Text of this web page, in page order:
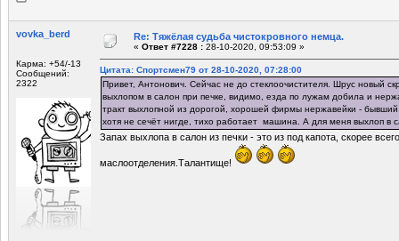
vovka_berd
Карма: +54/-13
Сообщений:
2322
Re: Тяжёлая судьба чистокровного немца.
« Ответ #7228 : 28-10-2020, 09:53:09 »
Цитата: Спортсмен79 от 28-10-2020, 07:28:00
Привет, Антонович. Сейчас не до стеклоочистителя. Шрус новый
выхлопом в салон при печке, видимо, езда по лужам добила и
тракт выхлопной из дорогой, хорошей фирмы нержавейки - бывший
хотя не сечёт нигде, тихо работает машина. А для меня выхлоп в
Запах выхлопа в салон из печки - это из под капота, скорее
маслоотделения.Талантище!